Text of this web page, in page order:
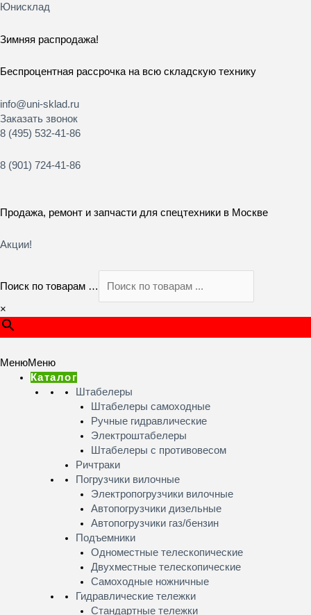
Перейти
содержимому
Юнисклад
Зимняя распродажа!
Беспроцентная рассрочка на всю складскую технику
info@uni-sklad.ru
Заказать звонок
8 (495) 532-41-86
8 (901) 724-41-86
Продажа, ремонт и запчасти для спецтехники в Москве
Акции!
Поиск по товарам …
×
МенюМеню
Каталог
Штабелеры
Штабелеры самоходные
Ручные гидравлические
Электроштабелеры
Штабелеры с противовесом
Ричтраки
Погрузчики вилочные
Электропогрузчики вилочные
Автопогрузчики дизельные
Автопогрузчики газ/бензин
Подъемники
Одноместные телескопические
Двухместные телескопические
Самоходные ножничные
Гидравлические тележки
Стандартные тележки